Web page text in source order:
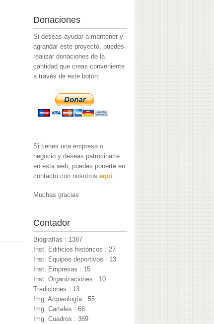
Donaciones
Si deseas ayudar a mantener y
agrandar este proyecto, puedes
realizar donaciones de la
cantidad que creas conveniente
a través de este botón:
Si tienes una empresa o
negocio y deseas patrocinarte
en esta web, puedes ponerte en
contacto con nosotrosaquí.
Muchas gracias
Contador
Biografías : 1387
Inst. Edificios históricos : 27
Inst. Equipos deportivos : 13
Inst. Empresas : 15
Inst. Organizaciones : 10
Tradiciones : 13
Img. Arqueología : 55
Img. Carteles : 66
Img. Cuadros : 369